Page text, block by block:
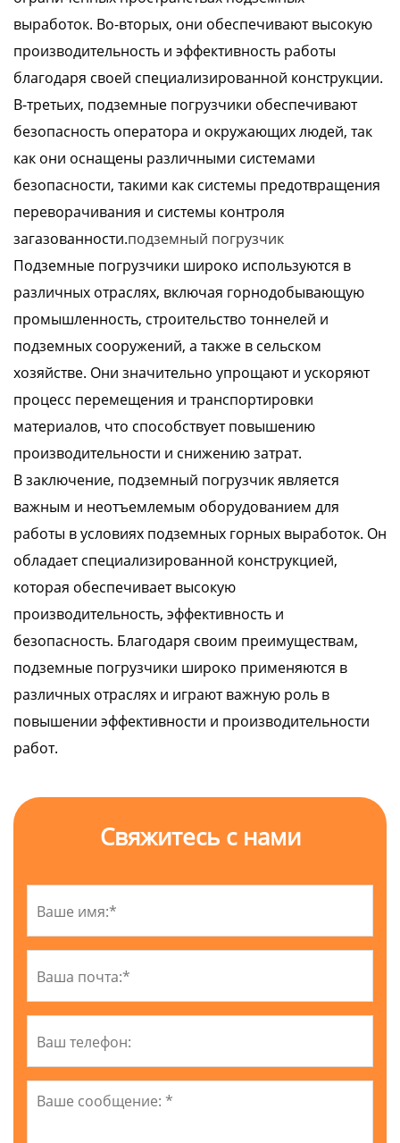
выработок. Во-вторых, они обеспечивают высокую
производительность и эффективность работы
благодаря своей специализированной конструкции.
В-третьих, подземные погрузчики обеспечивают
безопасность оператора и окружающих людей, так
как они оснащены различными системами
безопасности, такими как системы предотвращения
переворачивания и системы контроля
загазованности.подземный погрузчик
Подземные погрузчики широко используются в
различных отраслях, включая горнодобывающую
промышленность, строительство тоннелей и
подземных сооружений, а также в сельском
хозяйстве. Они значительно упрощают и ускоряют
процесс перемещения и транспортировки
материалов, что способствует повышению
производительности и снижению затрат.
В заключение, подземный погрузчик является
важным и неотъемлемым оборудованием для
работы в условиях подземных горных выработок. Он
обладает специализированной конструкцией,
которая обеспечивает высокую
производительность, эффективность и
безопасность. Благодаря своим преимуществам,
подземные погрузчики широко применяются в
различных отраслях и играют важную роль в
повышении эффективности и производительности
работ.
Свяжитесь с нами